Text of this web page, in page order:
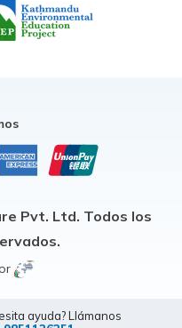
Pvt. Ltd. Todos los
ayuda? Llámanos